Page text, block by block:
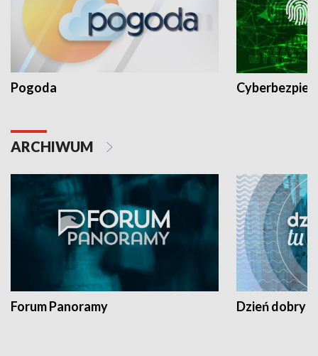
Pogoda
ARCHIWUM
Forum Panoramy Dzień dobry